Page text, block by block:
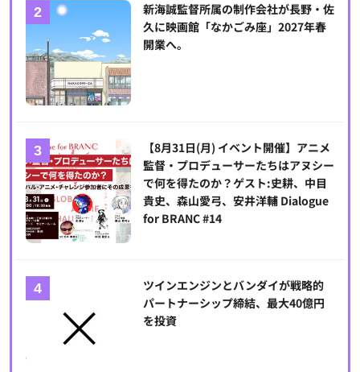
新海誠監督所属の制作会社が長野・佐
久に映画館「なかごみ座」2027年春
開業へ。
【8月31日(月) イベント開催】アニメ
監督・プロデューサーたちはアヌシー
で何を得たのか？ゲスト:史耕、中目
貴史、森山愛弓、安井洋輔 Dialogue
for BRANC #14
ツインエンジンとバンダイが戦略的
パートナーシップ締結、最大40億円
を投資